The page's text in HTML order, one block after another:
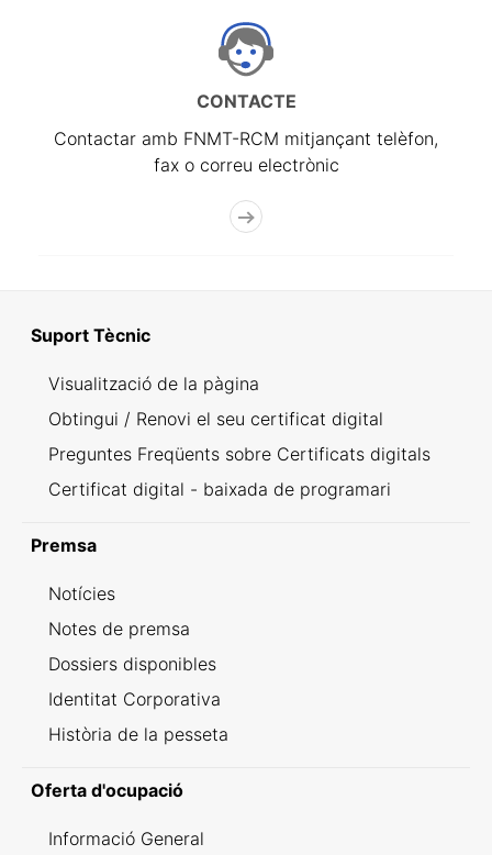
CONTACTE
Contactar amb FNMT-RCM mitjançant telèfon,
fax o correu electrònic
Suport Tècnic
Visualització de la pàgina
Obtingui / Renovi el seu certificat digital
Preguntes Freqüents sobre Certificats digitals
Certificat digital - baixada de programari
Premsa
Notícies
Notes de premsa
Dossiers disponibles
Identitat Corporativa
Història de la pesseta
Oferta d'ocupació
Informació General